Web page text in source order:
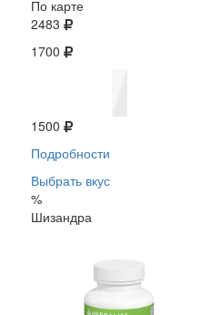
По карте
2483
1700
1500
Подробности
Выбрать вкус
%
Шизандра